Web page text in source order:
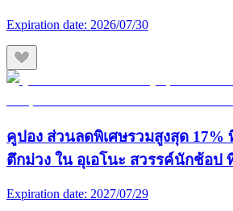
Expiration date: 2026/07/30
คูปอง ส่วนลดพิเศษรวมสูงสุด 17%
ตึกม่วง ใน อุเอโนะ สวรรค์นักช้อป
Expiration date: 2027/07/29